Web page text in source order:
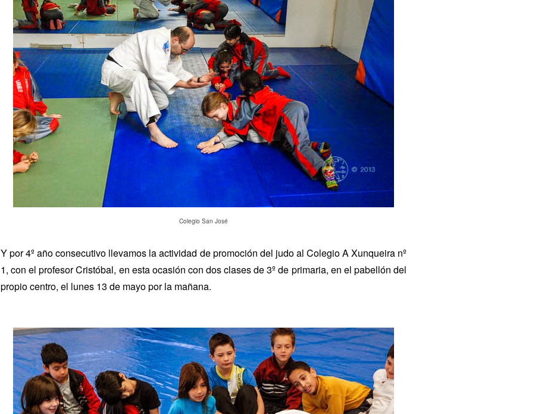
Colegio San José
Y por 4º año consecutivo llevamos la actividad de promoción del judo al Colegio A Xunqueira nº
1, con el profesor Cristóbal, en esta ocasión con dos clases de 3º de primaria, en el pabellón del
propio centro, el lunes 13 de mayo por la mañana.